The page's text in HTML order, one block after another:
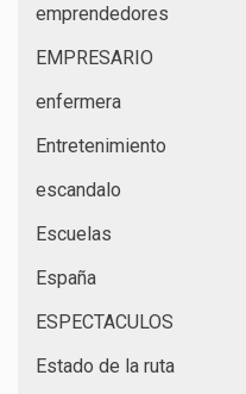
emprendedores
EMPRESARIO
enfermera
Entretenimiento
escandalo
Escuelas
España
ESPECTACULOS
Estado de la ruta